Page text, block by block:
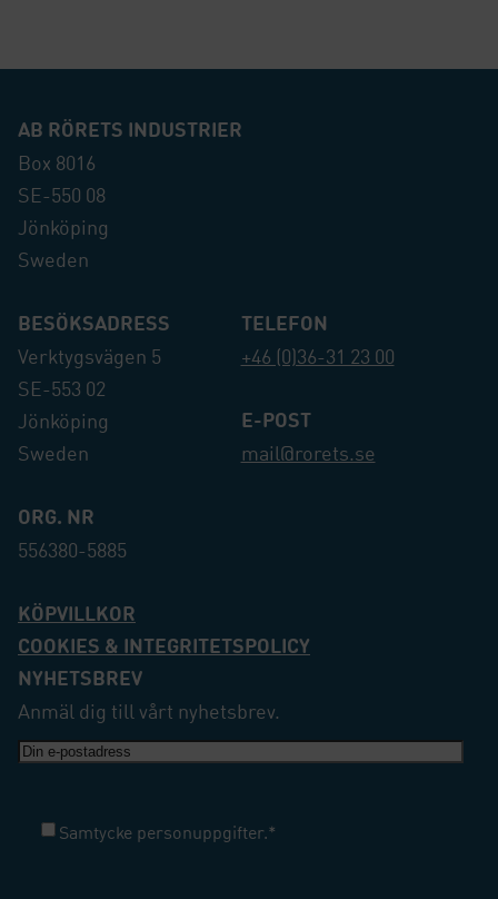
AB RÖRETS INDUSTRIER
Box 8016
SE-550 08
Jönköping
Sweden
BESÖKSADRESS
Verktygsvägen 5
SE-553 02
Jönköping
Sweden
TELEFON
+46 (0)36-31 23 00
E-POST
mail@rorets.se
ORG. NR
556380-5885
KÖPVILLKOR
COOKIES & INTEGRITETSPOLICY
NYHETSBREV
Anmäl dig till vårt nyhetsbrev.
E-
Samtycke*
Samtycke personuppgifter.*